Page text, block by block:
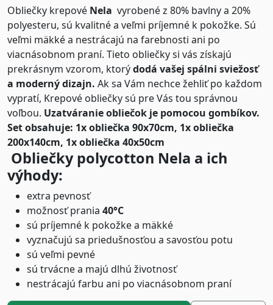
Obliečky krepové Nela vyrobené z 80% bavlny a 20%
polyesteru, sú kvalitné a veľmi príjemné k pokožke. Sú
veľmi mäkké a nestrácajú na farebnosti ani po
viacnásobnom praní. Tieto obliečky si vás získajú
prekrásnym vzorom, ktorýdodá vašej spálni sviežosť
a moderný dizajn. Ak sa Vám nechce žehliť po každom
vypratí, Krepové obliečky sú pre Vás tou správnou
voľbou. Uzatváranie obliečok je pomocou gombíkov.
Set obsahuje: 1x obliečka 90x70cm, 1x obliečka
200x140cm, 1x obliečka 40x50cm
Obliečky polycotton Nela a ich
výhody:
extra pevnosť
možnosť prania 40°C
sú príjemné k pokožke a mäkké
vyznačujú sa priedušnosťou a savosťou potu
sú veľmi pevné
sú trvácne a majú dlhú životnosť
nestrácajú farbu ani po viacnásobnom praní